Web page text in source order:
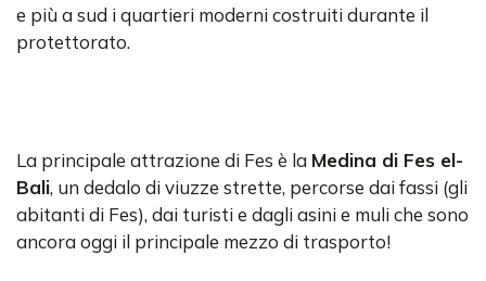
e più a sud i quartieri moderni costruiti durante il
protettorato.
La principale attrazione di Fes è la Medina di Fes el-
Bali, un dedalo di viuzze strette, percorse dai fassi (gli
abitanti di Fes), dai turisti e dagli asini e muli che sono
ancora oggi il principale mezzo di trasporto!